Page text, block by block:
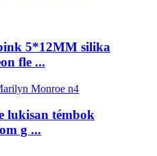
5*12MM silika
fle ...
lukisan témbok
g ...